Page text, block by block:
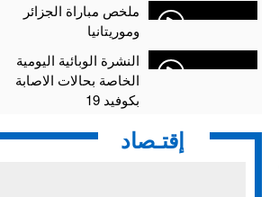
ملخص مباراة الجزائر
وموريتانيا
النشرة الوبائية اليومية
الخاصة بحالات الاصابة
بكوفيد 19
إقتـصاد